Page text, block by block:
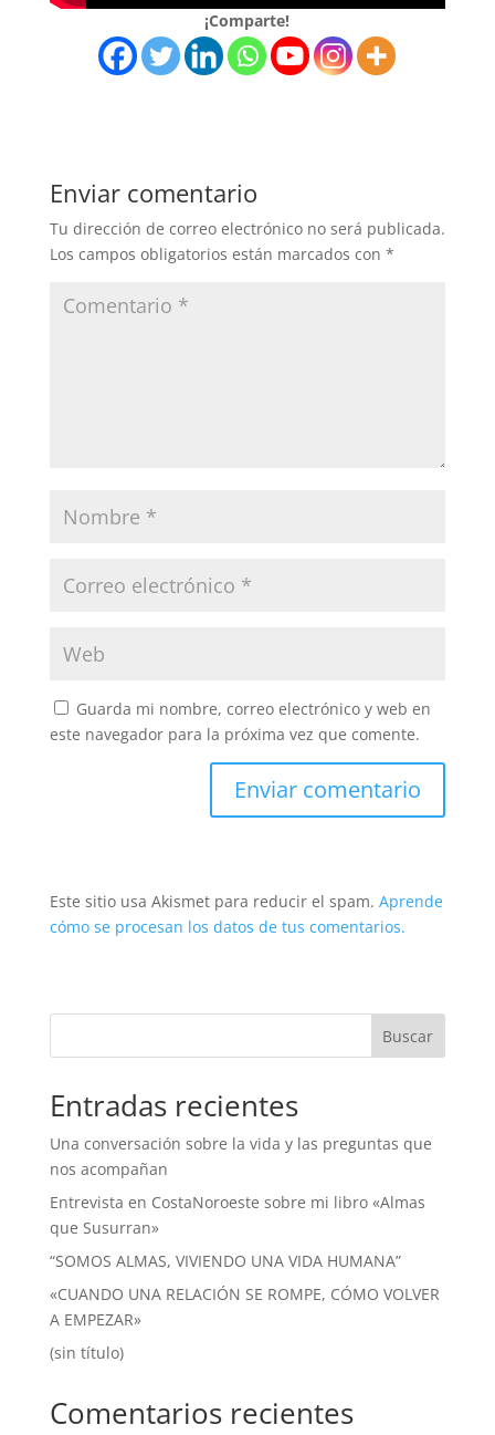
¡Comparte!
Enviar comentario
Tu dirección de correo electrónico no será publicada.
Los campos obligatorios están marcados con *
Guarda mi nombre, correo electrónico y web en
este navegador para la próxima vez que comente.
Este sitio usa Akismet para reducir el spam. Aprende
cómo se procesan los datos de tus comentarios.
Buscar
Entradas recientes
Una conversación sobre la vida y las preguntas que
nos acompañan
Entrevista en CostaNoroeste sobre mi libro «Almas
que Susurran»
“SOMOS ALMAS, VIVIENDO UNA VIDA HUMANA”
«CUANDO UNA RELACIÓN SE ROMPE, CÓMO VOLVER
A EMPEZAR»
(sin título)
Comentarios recientes